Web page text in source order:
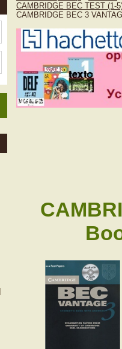
CAMBRIDGE BEC TEST
CAMBRIDGE BEC 3